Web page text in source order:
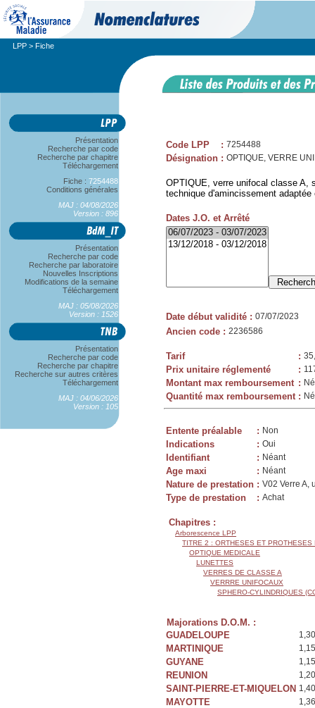
LPP > Fiche
Présentation
Recherche par code
Recherche par chapitre
Téléchargement
Fiche : 7254488
Conditions générales
MAJ : 04/08/2026
Version : 896
Présentation
Recherche par code
Recherche par laboratoire
Nouvelles Inscriptions
Modifications de la semaine
Téléchargement
MAJ : 05/08/2026
Version : 1526
Présentation
Recherche par code
Recherche par chapitre
Recherche sur autres critères
Téléchargement
MAJ : 04/06/2026
Version : 105
Code LPP : 7254488
Désignation : OPTIQUE, VERRE
OPTIQUE, verre unifocal classe A,
technique d'amincissement
Dates J.O. et Arrêté
Date début validité : 07/07/2023
Ancien code : 2236586
Tarif :
Prix unitaire réglementé :
Montant max remboursement :
Quantité max remboursement :
Entente préalable : Non
Indications : Oui
Identifiant : Néant
Age maxi : Néant
Nature de prestation : V02 Verre A,
Type de prestation : Achat
Chapitres :
Arborescence LPP
TITRE 2 : ORTHESES ET PROTHESES
OPTIQUE MEDICALE
LUNETTES
VERRES DE CLASSE A
VERRRE UNIFOCAUX
SPHERO-CYLINDRIQUES
Majorations D.O.M. :
GUADELOUPE
MARTINIQUE
GUYANE
REUNION
SAINT-PIERRE-ET-MIQUELON
MAYOTTE